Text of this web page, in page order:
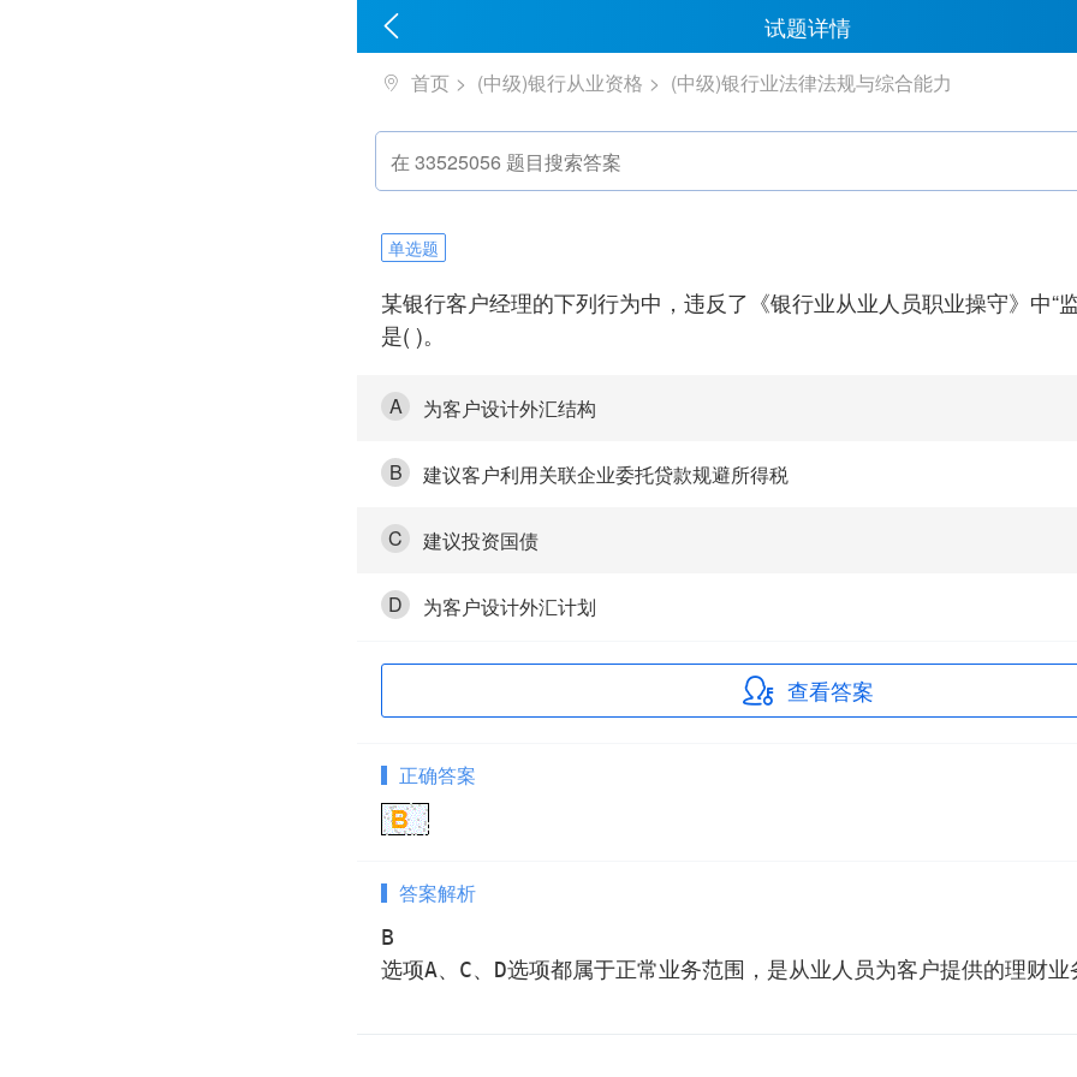
试题详情
首页 (中级)银行从业资格 (中级)银行业法律法规与综合能力
单选题
某银行客户经理的下列行为中，违反了《银行业从业人员职业操守》中“
是( )。
A 为客户设计外汇结构
B 建议客户利用关联企业委托贷款规避所得税
C 建议投资国债
D 为客户设计外汇计划
查看答案
正确答案
答案解析
B
选项A、C、D选项都属于正常业务范围，是从业人员为客户提供的理财